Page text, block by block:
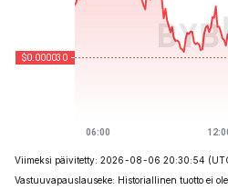
Viimeksi päivitetty: 2026-08-06 20:30:54
Vastuuvapauslauseke: Historiallinen tuotto ei